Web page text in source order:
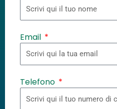
Email
Telefono